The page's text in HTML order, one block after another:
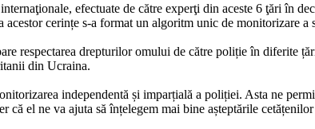
efectuate de către experţi din aceste 6 ţări în
cerințe s-a format un algoritm unic de monitorizare
respectarea drepturilor omului de către poliție în diferite
din Ucraina.
independentă și imparțială a poliției. Asta ne
el ne va ajuta să înțelegem mai bine așteptările